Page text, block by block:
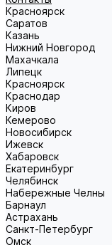
Красноярск
Саратов
Казань
Нижний Новгород
Махачкала
Липецк
Красноярск
Краснодар
Киров
Кемерово
Новосибирск
Ижевск
Хабаровск
Екатеринбург
Челябинск
Набережные Челны
Барнаул
Астрахань
Санкт-Петербург
Омск